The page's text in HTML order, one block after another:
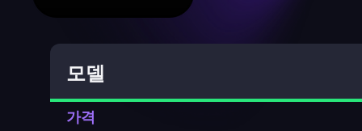
모델
가격